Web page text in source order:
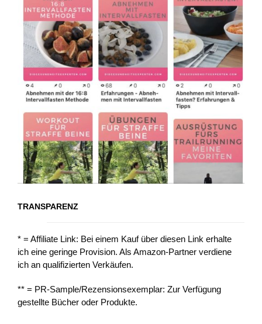
TRANSPARENZ
* = Affiliate Link: Bei einem Kauf über diesen Link erhalte
ich eine geringe Provision. Als Amazon-Partner verdiene
ich an qualifizierten Verkäufen.
** = PR-Sample/Rezensionsexemplar: Zur Verfügung
gestellte Bücher oder Produkte.